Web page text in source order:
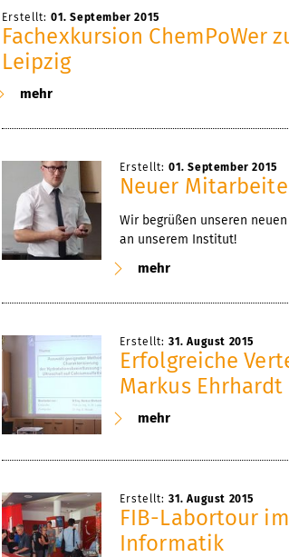
Erstellt: 01. September 2015
Fachexkursion ChemPoWer
Leipzig
mehr
Erstellt: 01. September 2015
Neuer
Wir begrüßen unseren
an unserem Institut!
mehr
Erstellt: 31. August 2015
Erfolgreiche
Markus Ehrhardt
mehr
Erstellt: 31. August 2015
FIB-Labortour
Informatik